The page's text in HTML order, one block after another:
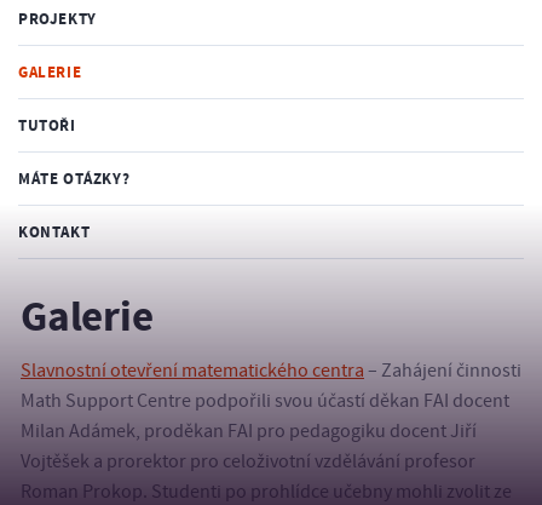
PROJEKTY
GALERIE
TUTOŘI
MÁTE OTÁZKY?
KONTAKT
Galerie
Slavnostní otevření matematického centra – Zahájení činnosti
Math Support Centre podpořili svou účastí děkan FAI docent
Milan Adámek, proděkan FAI pro pedagogiku docent Jiří
Vojtěšek a prorektor pro celoživotní vzdělávání profesor
Roman Prokop. Studenti po prohlídce učebny mohli zvolit ze